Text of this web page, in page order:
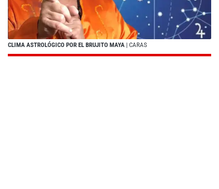
CLIMA ASTROLÓGICO POR EL BRUJITO MAYA | CARAS